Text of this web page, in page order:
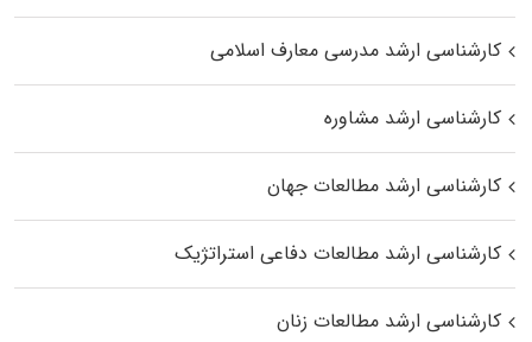
کارشناسی ارشد مدرسی معارف اسلامی
کارشناسی ارشد مشاوره
کارشناسی ارشد مطالعات جهان
کارشناسی ارشد مطالعات دفاعی استراتژیک
کارشناسی ارشد مطالعات زنان